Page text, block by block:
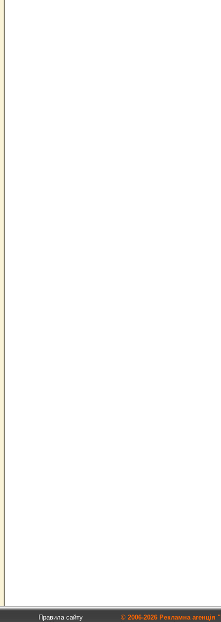
Правила сайту
© 2006-2026 Рекламна